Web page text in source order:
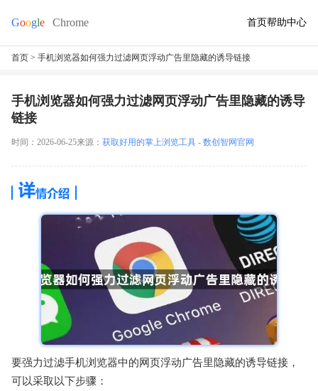
首页帮助中心
首页 > 手机浏览器如何强力过滤网页浮动广告里隐藏的诱导链接
手机浏览器如何强力过滤网页浮动广告里隐藏的诱导
链接
时间：2026-06-25来源： 获取好用的掌上浏览工具 - 数创智网官网
要强力过滤手机浏览器中的网页浮动广告里隐藏的诱导链接，
可以采取以下步骤：